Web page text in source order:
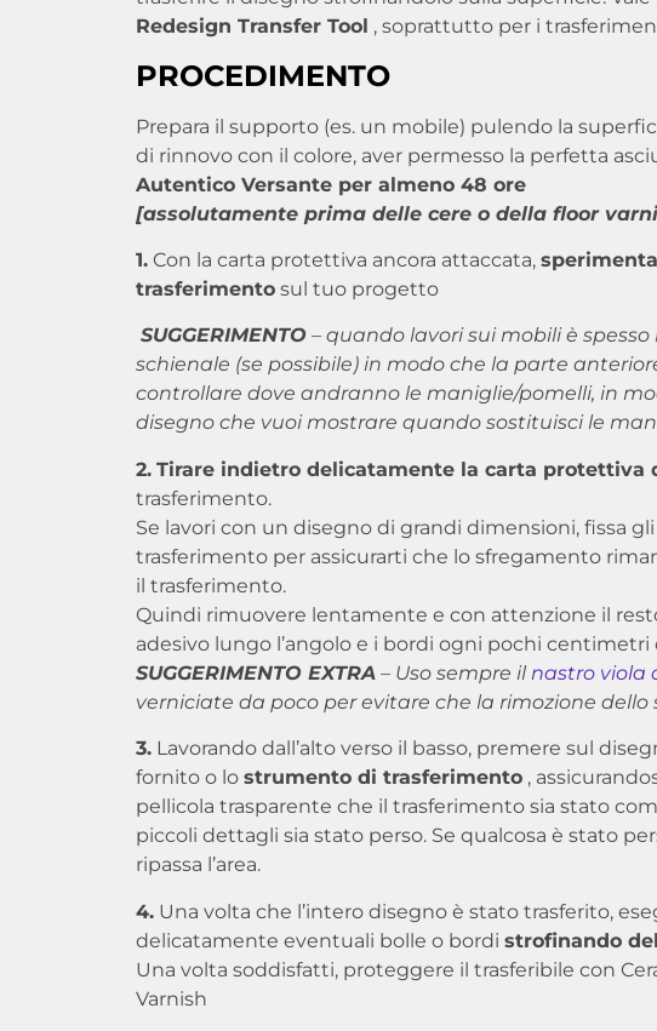
Redesign Transfer Tool , soprattutto per i
PROCEDIMENTO
Prepara il supporto (es. un mobile) pulendo la
di rinnovo con il colore, aver permesso la perfetta
Autentico Versante per almeno 48 ore
[assolutamente prima delle cere o della floor
1. Con la carta protettiva ancora attaccata,
trasferimento sul tuo progetto
SUGGERIMENTO – quando lavori sui mobili è
schienale (se possibile) in modo che la parte
controllare dove andranno le maniglie/pomelli, in
disegno che vuoi mostrare quando sostituisci le
2. Tirare indietro delicatamente la carta protettiva
trasferimento.
Se lavori con un disegno di grandi dimensioni, fissa
trasferimento per assicurarti che lo sfregamento
il trasferimento.
Quindi rimuovere lentamente e con attenzione il
adesivo lungo l’angolo e i bordi ogni pochi
SUGGERIMENTO EXTRA – Uso sempre ilnastro viola
verniciate da poco per evitare che la rimozione
3. Lavorando dall’alto verso il basso, premere sul
fornito o lostrumento di trasferimento ,
pellicola trasparente che il trasferimento sia stato
piccoli dettagli sia stato perso. Se qualcosa è stato
ripassa l’area.
4. Una volta che l’intero disegno è stato trasferito,
delicatamente eventuali bolle o bordistrofinando
Una volta soddisfatti, proteggere il trasferibile con
Varnish